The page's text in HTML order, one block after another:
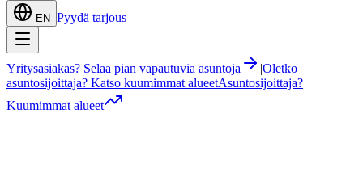
EN Pyydä tarjous
Yritysasiakas? Selaa pian vapautuvia asuntoja |Oletko
asuntosijoittaja? Katso kuumimmat alueetAsuntosijoittaja?
Kuumimmat alueet